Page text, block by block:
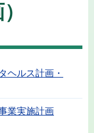
ヘルス計画・
業実施計画